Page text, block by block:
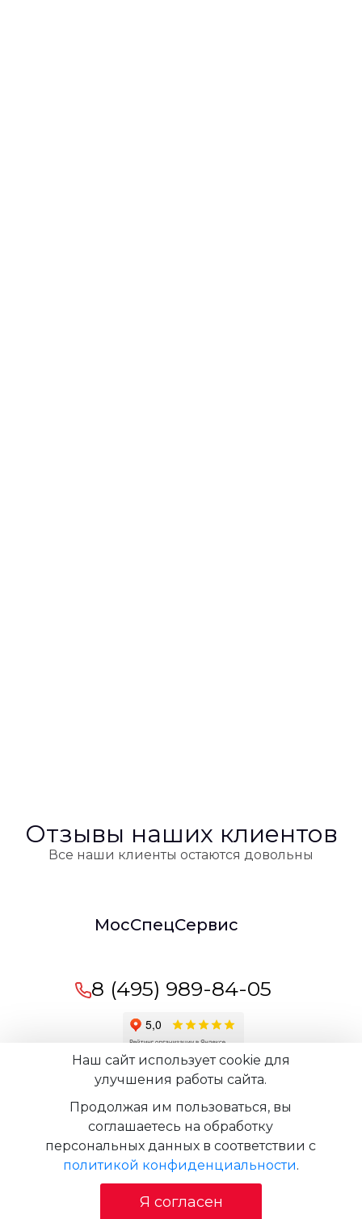
Отзывы наших клиентов
Все наши клиенты остаются довольны
МосСпецСервис
пн-вс: 09:00 -
8 (495) 989-84-05
© 2009-2026 - ООО "МосСпецСервис" Все права
защищены копирование материала запрещено
Наш сайт использует cookie для
улучшения работы сайта.
Продолжая им пользоваться, вы
соглашаетесь на обработку
персональных данных в соответствии с
политикой конфиденциальности.
Я согласен